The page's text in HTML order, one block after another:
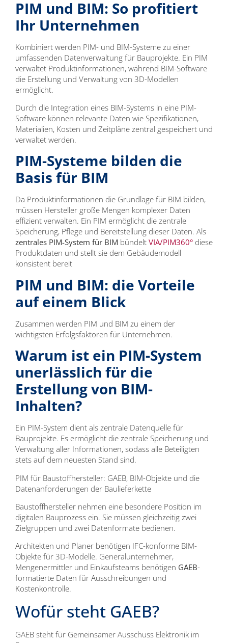
PIM und BIM: So profitiert
Ihr Unternehmen
Kombiniert werden PIM- und BIM-Systeme zu einer
umfassenden Datenverwaltung für Bauprojekte. Ein PIM
verwaltet Produktinformationen, während BIM-Software
die Erstellung und Verwaltung von 3D-Modellen
ermöglicht.
Durch die Integration eines BIM-Systems in eine PIM-
Software können relevante Daten wie Spezifikationen,
Materialien, Kosten und Zeitpläne zentral gespeichert und
verwaltet werden.
PIM-Systeme bilden die
Basis für BIM
Da Produktinformationen die Grundlage für BIM bilden,
müssen Hersteller große Mengen komplexer Daten
effizient verwalten. Ein PIM ermöglicht die zentrale
Speicherung, Pflege und Bereitstellung dieser Daten. Als
zentrales PIM-System für BIM bündelt VIA/PIM360° diese
Produktdaten und stellt sie dem Gebäudemodell
konsistent bereit
PIM und BIM: die Vorteile
auf einem Blick
Zusammen werden PIM und BIM zu einem der
wichtigsten Erfolgsfaktoren für Unternehmen.
Warum ist ein PIM-System
unerlässlich für die
Erstellung von BIM-
Inhalten?
Ein PIM-System dient als zentrale Datenquelle für
Bauprojekte. Es ermöglicht die zentrale Speicherung und
Verwaltung aller Informationen, sodass alle Beteiligten
stets auf dem neuesten Stand sind.
PIM
für
Baustoffhersteller:
GAEB,
BIM-
Objekte
und
die
Datenanforderungen
PIM für Baustoffhersteller: GAEB, BIM-Objekte und die
Datenanforderungen der Baulieferkette
Baustoffhersteller nehmen eine besondere Position im
digitalen Bauprozess ein. Sie müssen gleichzeitig zwei
Zielgruppen und zwei Datenformate bedienen.
Architekten und Planer benötigen IFC-konforme BIM-
Objekte für 3D-Modelle. Generalunternehmer,
Mengenermittler und Einkaufsteams benötigen GAEB-
formatierte Daten für Ausschreibungen und
Kostenkontrolle.
Wofür steht GAEB?
GAEB steht für Gemeinsamer Ausschuss Elektronik im